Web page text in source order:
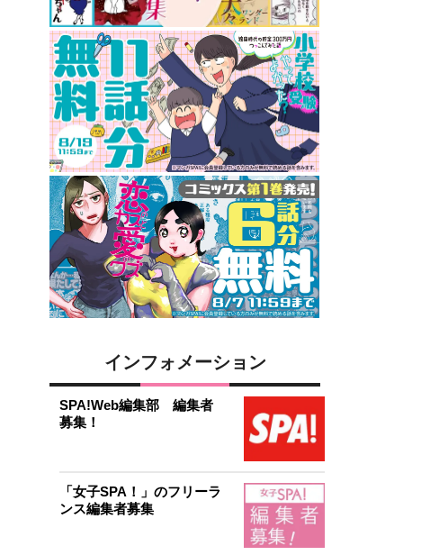
インフォメーション
SPA!Web編集部 編集者
募集！
「女子SPA！」のフリーラ
ンス編集者募集